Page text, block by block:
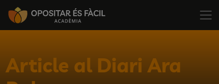
Article al Diari Ara